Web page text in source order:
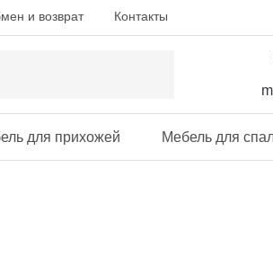
и возврат Контакты
для прихожей Мебель для